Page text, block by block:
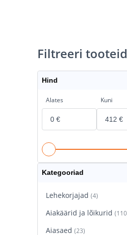
Filtreeri tooteid
Hind
Alates Kuni
Kategooriad
Lehekorjajad (4)
Aiakäärid ja lõikurid
Aiasaed (23)